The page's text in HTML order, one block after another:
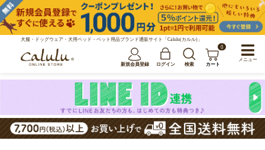
犬服・ドッグウェア・犬用ベッド・ペット用品ブランド通販サイト「Calulu(カルル)」
新規会員登録 ログイン 検索
0
カート
メニュー